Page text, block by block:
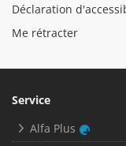
Déclaration
Me rétracter
Service
Alfa Plus